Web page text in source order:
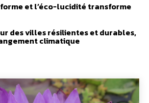
et l’éco-lucidité transforme
des villes résilientes et durables,
climatique